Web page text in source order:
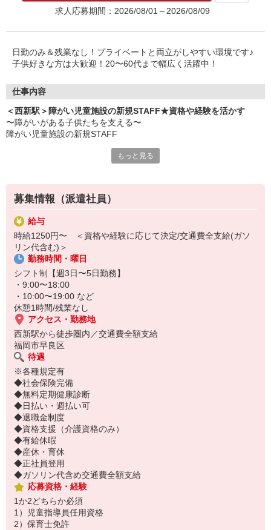
求人応募期間：2026/08/01～2026/08/09
日勤のみ＆残業なし！プライベートと両立がしやすい環境です♪
子供好きな方は大歓迎！20〜60代まで幅広く活躍中！
仕事内容
＜西新駅＞障がい児童施設の新規STAFF★資格や経験を活かす
〜障がいがある子供たちを支える〜
障がい児童施設の新規STAFF
・遊びの見守り
・保護者との連携 など
経験に応じて時給などしっかり優遇します！
ブランクがある方も大歓迎◎
もっと見る
募集情報（派遣社員）
給与
時給1250円〜 ＜資格や経験に応じて決定/交通費全支給(ガソ
リン代含む)＞
勤務時間・曜日
シフト制【週3日〜5日勤務】
・9:00〜18:00
・10:00〜19:00 など
休憩1時間/残業なし
アクセス・勤務地
西新駅から徒歩圏内／交通費全額支給
福岡市早良区
待遇
※各種規定有
◆社会保険完備
◆無料定期健康診断
◆日払い・週払い可
◆退職金制度
◆資格支援（介護資格のみ）
◆有給休暇
◆産休・育休
◆正社員登用
◆ガソリン代含め交通費全額支給
応募資格・経験
1か2どちらか必須
1）児童指導員任用資格
2）保育士免許